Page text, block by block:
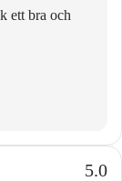
ett bra och
5.0